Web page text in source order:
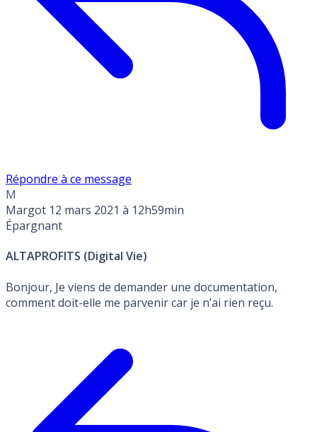
Répondre à ce message
M
Margot 12 mars 2021 à 12h59min
Épargnant
ALTAPROFITS (Digital Vie)
Bonjour, Je viens de demander une documentation,
comment doit-elle me parvenir car je n’ai rien reçu.